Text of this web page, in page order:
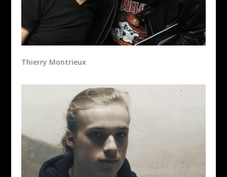
Thierry Montrieux